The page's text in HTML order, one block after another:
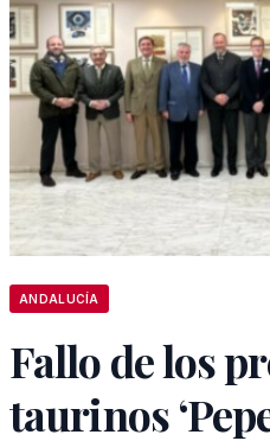
ANDALUCÍA
Fallo de los
taurinos